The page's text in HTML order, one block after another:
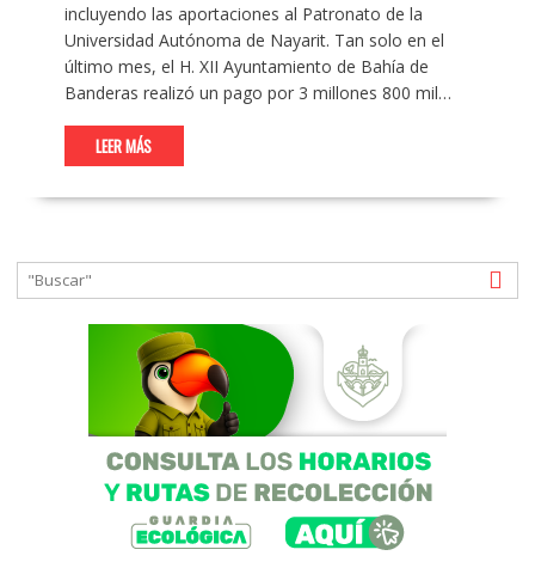
incluyendo las aportaciones al Patronato de la
Universidad Autónoma de Nayarit. Tan solo en el
último mes, el H. XII Ayuntamiento de Bahía de
Banderas realizó un pago por 3 millones 800 mil…
LEER MÁS